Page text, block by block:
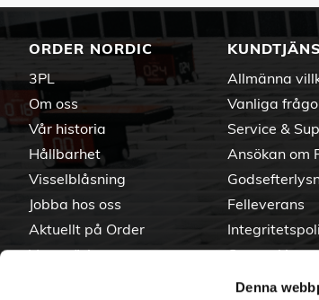
Denna
ORDER NORDIC
3PL
Om oss
Vår historia
Hållbarhet
Visselblåsning
Jobba hos oss
Aktuellt på Order
Varumärken
Allmänna
Vanliga
Service &
Ansökan om
Felleverans
Om cookies